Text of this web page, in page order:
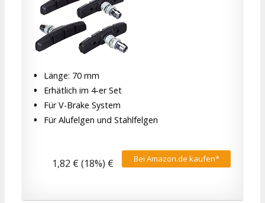
Länge: 70 mm
Erhätlich im 4-er Set
Für V-Brake System
Für Alufelgen und Stahlfelgen
Bei Amazon.de kaufen*
1,82 € (18%) €